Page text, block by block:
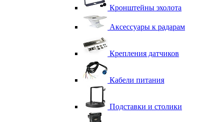
Кронштейны эхолота
Аксессуары к радарам
Крепления датчиков
Кабели питания
Подставки и столики